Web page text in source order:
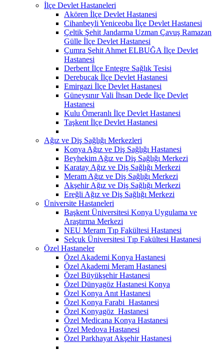
İlçe Devlet Hastaneleri
Akören İlçe Devlet Hastanesi
Cihanbeyli Yeniceoba İlçe Devlet Hastanesi
Çeltik Şehit Jandarma Uzman Çavuş Ramazan
Gülle İlçe Devlet Hastanesi
Çumra Şehit Ahmet ELBUĞA İlçe Devlet
Hastanesi
Derbent İlçe Entegre Sağlık Tesisi
Derebucak İlçe Devlet Hastanesi
Emirgazi İlçe Devlet Hastanesi
Güneysınır Vali İhsan Dede İlçe Devlet
Hastanesi
Kulu Ömeranlı İlçe Devlet Hastanesi
Taşkent İlçe Devlet Hastanesi
Ağız ve Diş Sağlığı Merkezleri
Konya Ağız ve Diş Sağlığı Hastanesi
Beyhekim Ağız ve Diş Sağlığı Merkezi
Karatay Ağız ve Diş Sağlığı Merkezi
Meram Ağız ve Diş Sağlığı Merkezi
Akşehir Ağız ve Diş Sağlığı Merkezi
Ereğli Ağız ve Diş Sağlığı Merkezi
Üniversite Hastaneleri
Başkent Üniversitesi Konya Uygulama ve
Araştırma Merkezi
NEU Meram Tıp Fakültesi Hastanesi
Selçuk Üniversitesi Tıp Fakültesi Hastanesi
Özel Hastaneler
Özel Akademi Konya Hastanesi
Özel Akademi Meram Hastanesi
Özel Büyükşehir Hastanesi
Özel Dünyagöz Hastanesi Konya
Özel Konya Anıt Hastanesi
Özel Konya Farabi Hastanesi
Özel Konyagöz Hastanesi
Özel Medicana Konya Hastanesi
Özel Medova Hastanesi
Özel Parkhayat Akşehir Hastanesi